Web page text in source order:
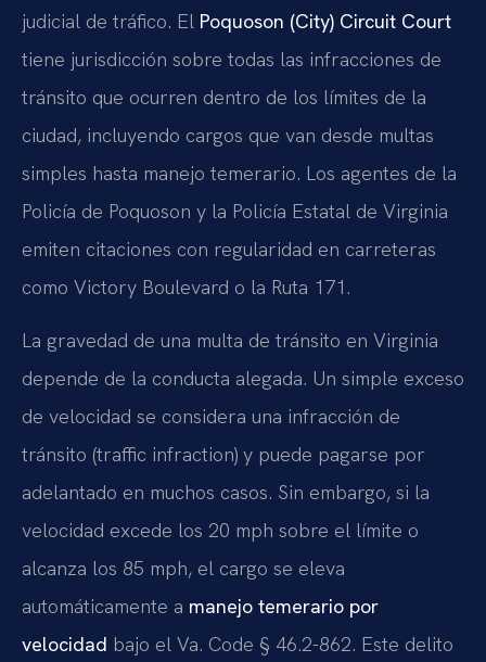
judicial de tráfico. El Poquoson (City) Circuit Court
tiene jurisdicción sobre todas las infracciones de
tránsito que ocurren dentro de los límites de la
ciudad, incluyendo cargos que van desde multas
simples hasta manejo temerario. Los agentes de la
Policía de Poquoson y la Policía Estatal de Virginia
emiten citaciones con regularidad en carreteras
como Victory Boulevard o la Ruta 171.
La gravedad de una multa de tránsito en Virginia
depende de la conducta alegada. Un simple exceso
de velocidad se considera una infracción de
tránsito (traffic infraction) y puede pagarse por
adelantado en muchos casos. Sin embargo, si la
velocidad excede los 20 mph sobre el límite o
alcanza los 85 mph, el cargo se eleva
automáticamente a manejo temerario por
velocidad bajo el Va. Code § 46.2-862. Este delito